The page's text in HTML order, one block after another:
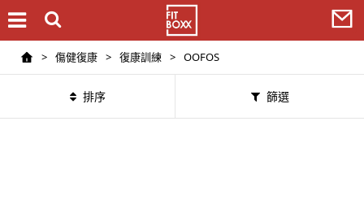
> 傷健復康 > 復康訓練 > OOFOS
排序 篩選